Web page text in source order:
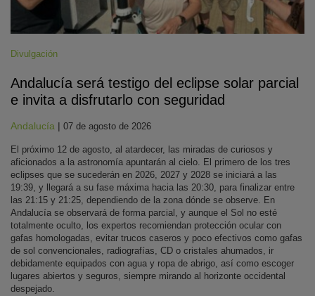
Divulgación
Andalucía será testigo del eclipse solar parcial
e invita a disfrutarlo con seguridad
Andalucía | 07 de agosto de 2026
El próximo 12 de agosto, al atardecer, las miradas de curiosos y
aficionados a la astronomía apuntarán al cielo. El primero de los tres
eclipses que se sucederán en 2026, 2027 y 2028 se iniciará a las
19:39, y llegará a su fase máxima hacia las 20:30, para finalizar entre
las 21:15 y 21:25, dependiendo de la zona dónde se observe. En
Andalucía se observará de forma parcial, y aunque el Sol no esté
totalmente oculto, los expertos recomiendan protección ocular con
gafas homologadas, evitar trucos caseros y poco efectivos como gafas
de sol convencionales, radiografías, CD o cristales ahumados, ir
debidamente equipados con agua y ropa de abrigo, así como escoger
lugares abiertos y seguros, siempre mirando al horizonte occidental
despejado.